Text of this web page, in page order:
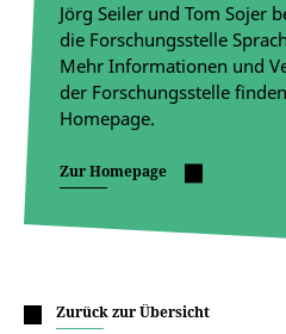
Jörg Seiler und Tom Sojer
die Forschungsstelle
Mehr Informationen und
der Forschungsstelle
Homepage.
Zur Homepage
Zurück zur Übersicht